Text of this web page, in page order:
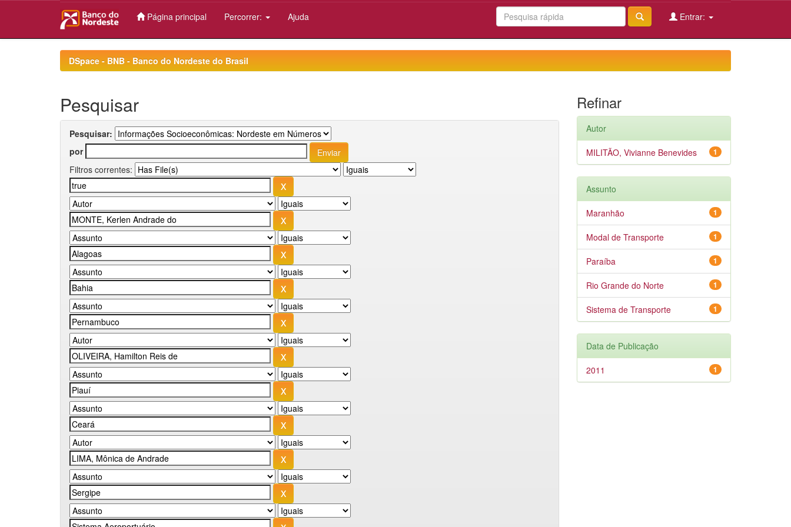
Página principal Percorrer: Ajuda Entrar:
DSpace - BNB - Banco do Nordeste do Brasil
Pesquisar
Pesquisar:
por
Filtros correntes:
Refinar
Autor
1
MILITÃO, Vivianne Benevides
Assunto
1
Maranhão
1
Modal de Transporte
1
Paraíba
1
Rio Grande do Norte
1
Sistema de Transporte
Data de Publicação
1
2011